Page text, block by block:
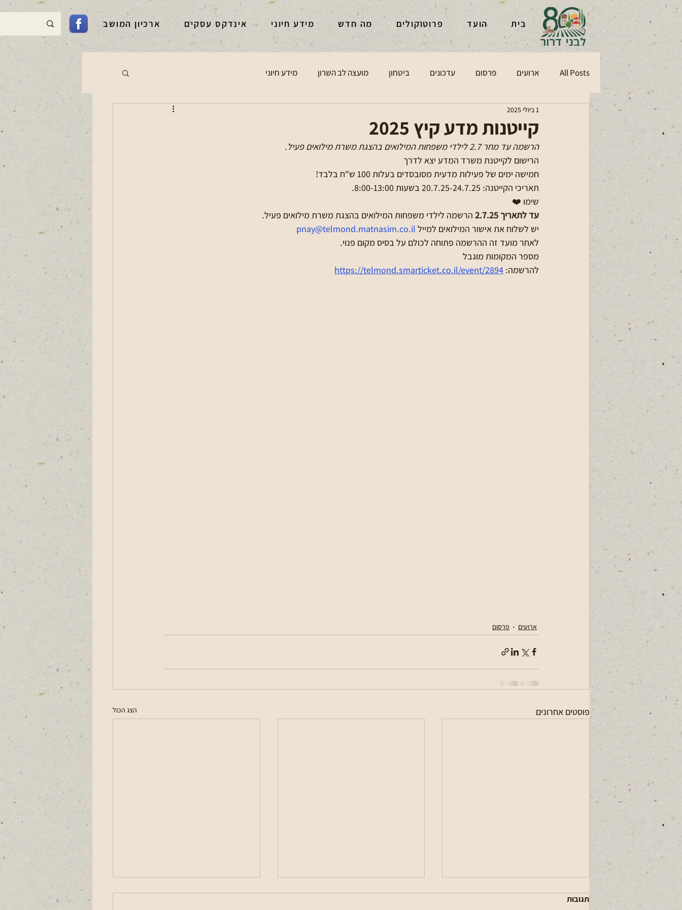
בית הועד פרוטוקולים מה חדש מידע חיוני אינדקס עסקים ארכיון המושב
All Posts ארועים פרסום עדכונים ביטחון מועצה לב השרון מידע חיוני
קייטנות מדע קיץ 2025
1 ביולי 2025
הרשמה עד מחר 2.7 לילדי משפחות המילואים בהצגת משרת מילואים פעיל.
הרישום לקייטנת משרד המדע יצא לדרך
חמישה ימים של פעילות מדעית מסובסדים בעלות 100 ש"ח בלבד!
תאריכי הקייטנה: 20.7.25-24.7.25 בשעות 8:00-13:00.
שימו ❤️
עד לתאריך 2.7.25
הרשמה לילדי משפחות המילואים בהצגת משרת מילואים פעיל.
יש לשלוח את אישור המילואים למייל pnay@telmond.matnasim.co.il
לאחר מועד זה ההרשמה פתוחה לכולם על בסיס מקום פנוי.
מספר המקומות מוגבל
להרשמה: https://telmond.smarticket.co.il/event/2894
ארועים פרסום
פוסטים אחרונים הצג הכול
תגובות